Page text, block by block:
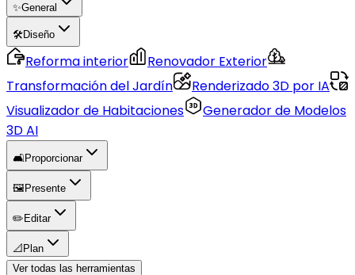
✨General
🛠️Diseño
Reforma interior
Renovador Exterior
Transformación del Jardín
Renderizado 3D por IA
Visualizador de Habitaciones
Generador de Modelos
3D AI
🛋️Proporcionar
🖼️ Presente
✏️ Editar
📐 Plan
Ver todas las herramientas